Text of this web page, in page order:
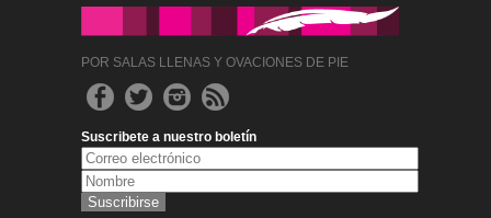
POR SALAS LLENAS Y OVACIONES DE PIE
Suscribete a nuestro boletín